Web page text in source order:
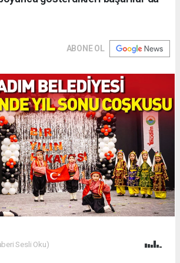
ABONE OL
Sesli Oku)